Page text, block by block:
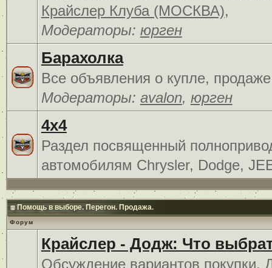
Крайслер Клуба (МОСКВА),
Модераторы: юрген
Барахолка
Все объявления о купле,
Модераторы: avalon, юрген
4x4
Раздел посвященный
автомобилям Chrysler, Dodge,
Помощь в выборе. Перегон. Продажа.
Форум
Крайслер - Додж: Что
Обсуждение вариантов покупки.